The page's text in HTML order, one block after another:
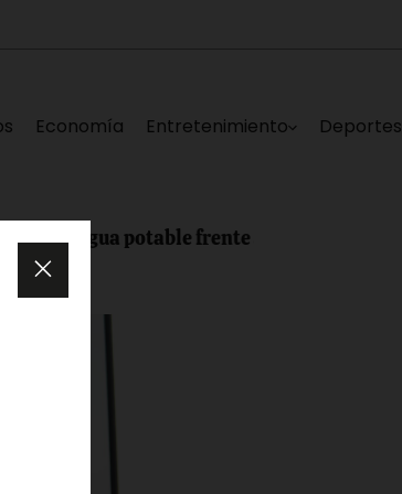
Economía Entretenimiento Deportes
agua potable frente al Hospital Victorino